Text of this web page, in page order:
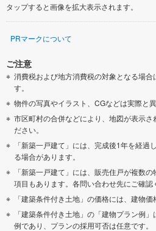
タップすると画像を拡大表示されます。
PRマークについて
ご注意
消費税および地方消費税の対象となる場合
す。
物件の写真やイラスト、CGなどは実際と
市区町村の合併などにより、地図が表示さ
ださい。
「新築一戸建て」には、完成後1年を経
る場合があります。
「新築一戸建て」には、販売住戸が複数
項目もあります。各問い合わせ先にご確認
「建築条件付き土地」の価格には、建物価
「建築条件付き土地」の「建物プラン例
例であり、プランの採用可否は任意です。